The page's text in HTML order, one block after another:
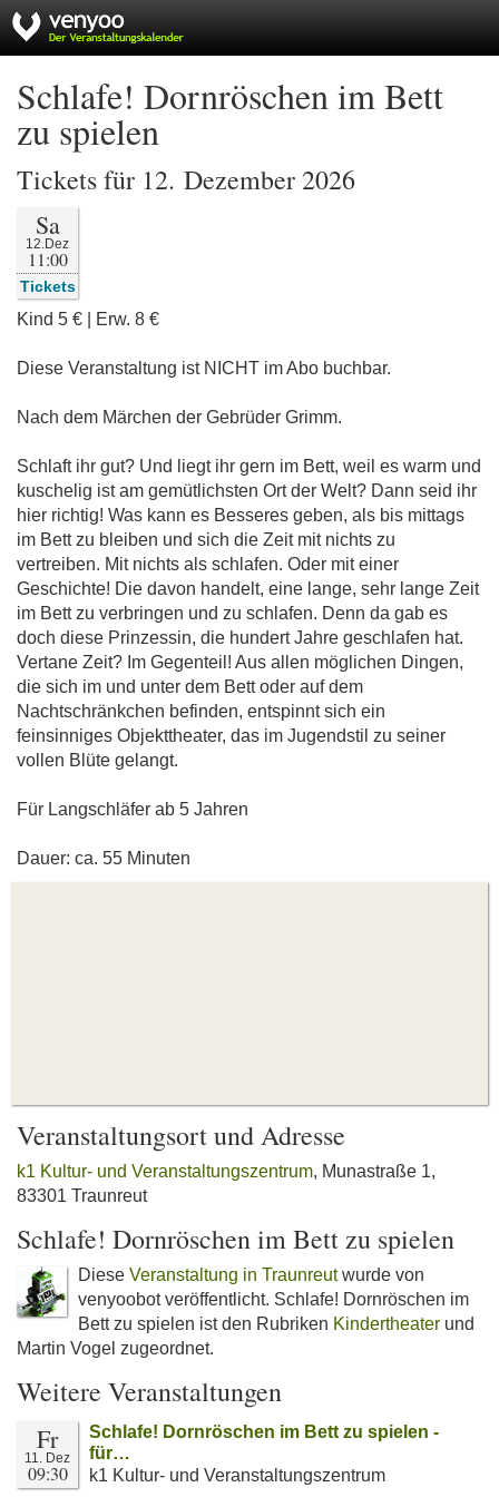
Schlafe! Dornröschen im Bett
zu spielen
Tickets für 12. Dezember 2026
Sa
12.Dez
11:00
Tickets
Kind 5 € | Erw. 8 €
Diese Veranstaltung ist NICHT im Abo buchbar.
Nach dem Märchen der Gebrüder Grimm.
Schlaft ihr gut? Und liegt ihr gern im Bett, weil es warm und
kuschelig ist am gemütlichsten Ort der Welt? Dann seid ihr
hier richtig! Was kann es Besseres geben, als bis mittags
im Bett zu bleiben und sich die Zeit mit nichts zu
vertreiben. Mit nichts als schlafen. Oder mit einer
Geschichte! Die davon handelt, eine lange, sehr lange Zeit
im Bett zu verbringen und zu schlafen. Denn da gab es
doch diese Prinzessin, die hundert Jahre geschlafen hat.
Vertane Zeit? Im Gegenteil! Aus allen möglichen Dingen,
die sich im und unter dem Bett oder auf dem
Nachtschränkchen befinden, entspinnt sich ein
feinsinniges Objekttheater, das im Jugendstil zu seiner
vollen Blüte gelangt.
Für Langschläfer ab 5 Jahren
Dauer: ca. 55 Minuten
Veranstaltungsort und Adresse
k1 Kultur- und Veranstaltungszentrum, Munastraße 1,
83301 Traunreut
Schlafe! Dornröschen im Bett zu spielen
Diese Veranstaltung in Traunreutwurde von
venyoobot veröffentlicht. Schlafe! Dornröschen im
Bett zu spielen ist den Rubriken Kindertheater und
Martin Vogel zugeordnet.
Weitere Veranstaltungen
Fr
11. Dez
09:30
Schlafe! Dornröschen im Bett zu spielen -
für…
k1 Kultur- und Veranstaltungszentrum